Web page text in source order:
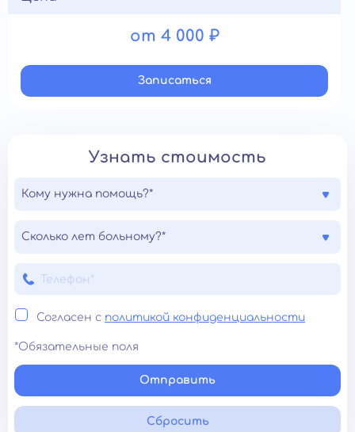
от 4 000 ₽
Записатьcя
Узнать стоимость
Кому нужна помощь?*
Сколько лет больному?*
Согласен с политикой конфиденциальности
*Обязательные поля
Отправить
Сбросить